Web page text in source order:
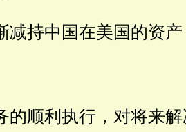
减持中国在美国的资
的顺利执行，对将来